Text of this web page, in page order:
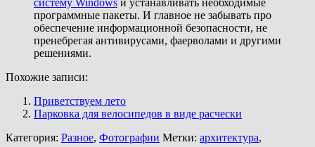
систему Windows и устанавливать необходимые
программные пакеты. И главное не забывать про
обеспечение информационной безопасности, не
пренебрегая антивирусами, фаерволами и другими
решениями.
Похожие записи:
Приветствуем лето
Парковка для велосипедов в виде расчески
Категория: Разное, Фотографии Метки: архитектура,